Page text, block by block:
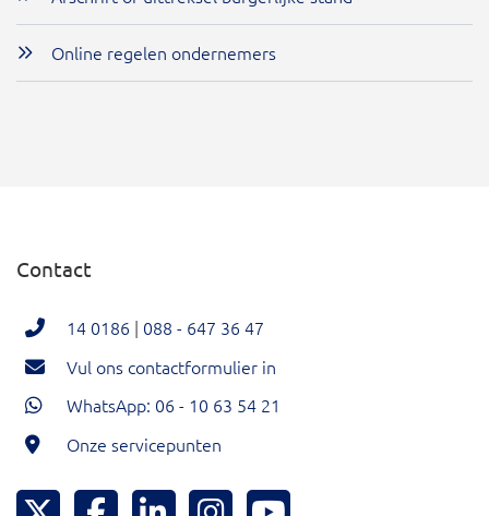
Online regelen ondernemers
Contact
14 0186 | 088 - 647 36 47
Vul ons contactformulier in
WhatsApp: 06 - 10 63 54 21
Onze servicepunten
Hoeksche Waard Twitter
Hoeksche Waard Facebook
Hoeksche Waard LinkedIn
Hoeksche Waard Instagram